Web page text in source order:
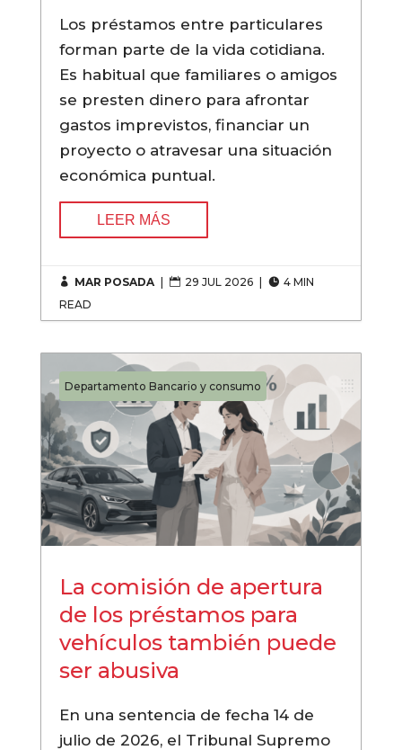
Los préstamos entre particulares
forman parte de la vida cotidiana.
Es habitual que familiares o amigos
se presten dinero para afrontar
gastos imprevistos, financiar un
proyecto o atravesar una situación
económica puntual.
LEER MÁS
 MAR POSADA |  29 JUL 2026 |  4 MIN
READ
Departamento Bancario y consumo
La comisión de apertura
de los préstamos para
vehículos también puede
ser abusiva
En una sentencia de fecha 14 de
julio de 2026, el Tribunal Supremo